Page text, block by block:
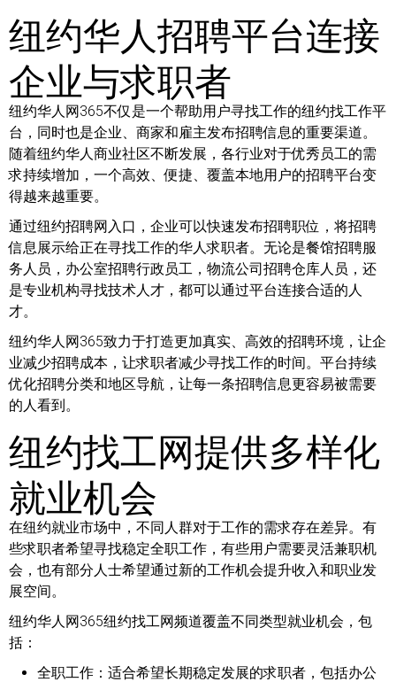
纽约华人招聘平台连接
企业与求职者
纽约华人网365不仅是一个帮助用户寻找工作的纽约找工作平
台，同时也是企业、商家和雇主发布招聘信息的重要渠道。
随着纽约华人商业社区不断发展，各行业对于优秀员工的需
求持续增加，一个高效、便捷、覆盖本地用户的招聘平台变
得越来越重要。
通过纽约招聘网入口，企业可以快速发布招聘职位，将招聘
信息展示给正在寻找工作的华人求职者。无论是餐馆招聘服
务人员，办公室招聘行政员工，物流公司招聘仓库人员，还
是专业机构寻找技术人才，都可以通过平台连接合适的人
才。
纽约华人网365致力于打造更加真实、高效的招聘环境，让企
业减少招聘成本，让求职者减少寻找工作的时间。平台持续
优化招聘分类和地区导航，让每一条招聘信息更容易被需要
的人看到。
纽约找工网提供多样化
就业机会
在纽约就业市场中，不同人群对于工作的需求存在差异。有
些求职者希望寻找稳定全职工作，有些用户需要灵活兼职机
会，也有部分人士希望通过新的工作机会提升收入和职业发
展空间。
纽约华人网365纽约找工网频道覆盖不同类型就业机会，包
括：
全职工作： 适合希望长期稳定发展的求职者，包括办公